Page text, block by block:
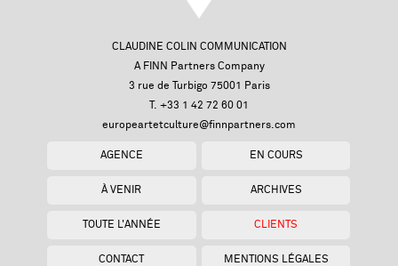
CLAUDINE COLIN COMMUNICATION
A FINN Partners Company
3 rue de Turbigo 75001 Paris
T. +33 1 42 72 60 01
europeartetculture@finnpartners.com
AGENCE EN COURS
À VENIR ARCHIVES
TOUTE L'ANNÉE CLIENTS
CONTACT MENTIONS LÉGALES